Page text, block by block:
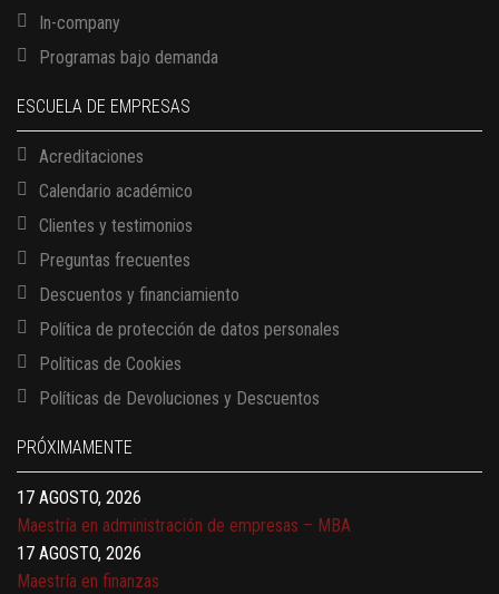
In-company
Programas bajo demanda
ESCUELA DE EMPRESAS
Acreditaciones
Calendario académico
Clientes y testimonios
Preguntas frecuentes
Descuentos y financiamiento
Política de protección de datos personales
Políticas de Cookies
Políticas de Devoluciones y Descuentos
PRÓXIMAMENTE
13 AGOSTO, 2026
17 AGOSTO, 2026
Gerencia de empresas familiares
17 AGOSTO, 2026
Maestría en administración de empresas – MBA
17 AGOSTO, 2026
Maestría en finanzas